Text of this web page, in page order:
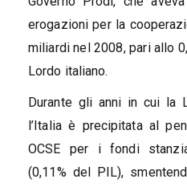
erogazioni per la
miliardi nel 2008, pari allo
Lordo italiano.
Durante gli anni in cui la
l’Italia è precipitata al
OCSE per i fondi
(0,11% del PIL),